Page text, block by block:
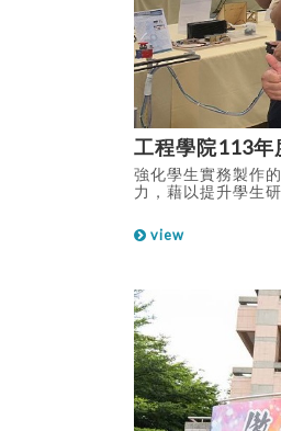
工程學院113年
強化學生實務製作
力，藉以提升學生
示工程學院學生年
成果。
view